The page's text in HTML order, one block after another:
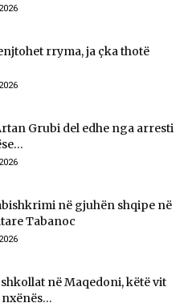
rryma, ja çka thotë
Grubi del edhe nga arresti
në gjuhën shqipe në
Tabanoc
në Maqedoni, këtë vit